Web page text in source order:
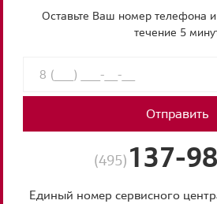
Оставьте Ваш номер телефона
течение 5
Отправить
(495) 137-
Единый номер сервисного